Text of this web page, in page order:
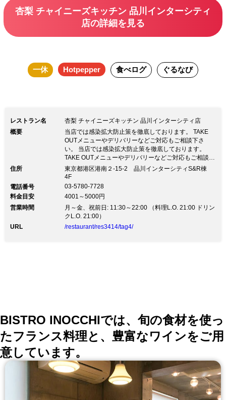
ただける充実ランチコースです。 ■おす
すめ利用シーン ご家族やご友人とのお
杏梨 チャイニーズキッチン 品川インターシティ
店の詳細を見る
一休 Hotpepper 食べログ ぐるなび
レストラン名
杏梨 チャイニーズキッチン 品川インターシティ店
概要
当店では感染拡大防止策を徹底しております。 TAKE
OUTメニューやデリバリーなどご対応もご相談下さ
い。 当店では感染拡大防止策を徹底しております。
TAKE OUTメニューやデリバリーなどご対応もご相談下
さい。当店では感染拡大防止策として下記項目を徹底し
ております。 ①スタッフのマスク着用及び体調管理 ②
こまめな手洗い、アルコール消毒 ＊店内に数か所設置
しております。ご自由に御利用下さい。 ③十分な席の
間隔を確保し、ご案内致します。 ＊ディナータイムの
個室利用などお気軽にお問い合わせ下さい。 ＊TAKE
OUTメニューもご用意しております。 トピックスのＷ
ＥＢ予約御利用下さいませ。↓↓↓
住所
東京都港区港南２-15-2 品川インターシティS&R棟
4F
電話番号
03-5780-7728
料金目安
4001～5000円
営業時間
月～金、祝前日: 11:30～22:00 （料理L.O. 21:00 ドリン
クL.O. 21:00）
URL
/restaurant/res3414/tag4/
BISTRO INOCCHIでは、旬の食材を使っ
たフランス料理と、豊富なワインをご用
意しています。